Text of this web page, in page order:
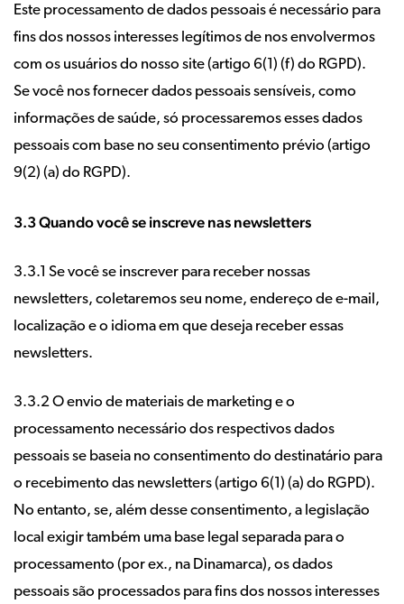
Este processamento de dados pessoais é necessário para
fins dos nossos interesses legítimos de nos envolvermos
com os usuários do nosso site (artigo 6(1) (f) do RGPD).
Se você nos fornecer dados pessoais sensíveis, como
informações de saúde, só processaremos esses dados
pessoais com base no seu consentimento prévio (artigo
9(2) (a) do RGPD).
3.3 Quando você se inscreve nas newsletters
3.3.1 Se você se inscrever para receber nossas
newsletters, coletaremos seu nome, endereço de e-mail,
localização e o idioma em que deseja receber essas
newsletters.
3.3.2 O envio de materiais de marketing e o
processamento necessário dos respectivos dados
pessoais se baseia no consentimento do destinatário para
o recebimento das newsletters (artigo 6(1) (a) do RGPD).
No entanto, se, além desse consentimento, a legislação
local exigir também uma base legal separada para o
processamento (por ex., na Dinamarca), os dados
pessoais são processados para fins dos nossos interesses